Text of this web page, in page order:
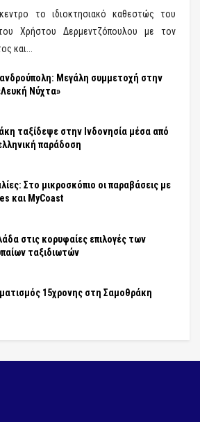
το ιδιοκτησιακό καθεστώς του
Χρήστου Δερμεντζόπουλου με τον
και...
Μεγάλη συμμετοχή στην
Νύχτα»
ταξίδεψε στην Ινδονησία μέσα από
παράδοση
Στο μικροσκόπιο οι παραβάσεις με
και MyCoast
στις κορυφαίες επιλογές των
ταξιδιωτών
15χρονης στη Σαμοθράκη